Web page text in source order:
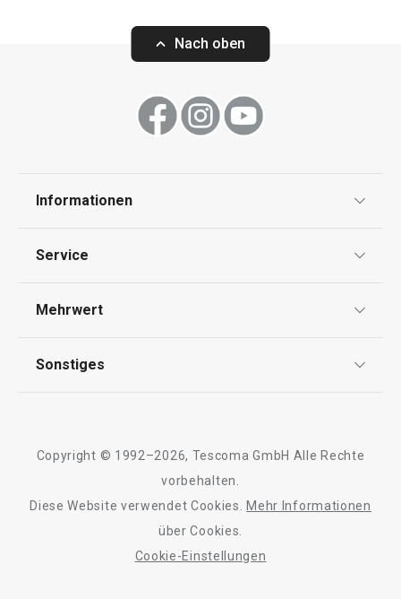
Nach oben
Informationen
Impressum
Service
Kontaktformular
Mehrwert
Qualität
Sonstiges
Barrierefreiheit
Copyright © 1992–2026, Tescoma GmbH Alle Rechte
vorbehalten.
Diese Website verwendet Cookies.
Mehr Informationen
über Cookies.
Cookie-Einstellungen